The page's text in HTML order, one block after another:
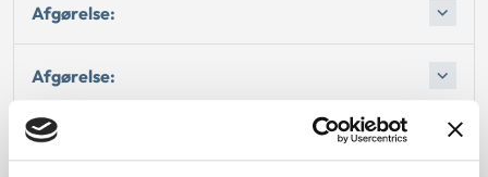
Afgørelse:
Afgørelse:
Afgørelse: